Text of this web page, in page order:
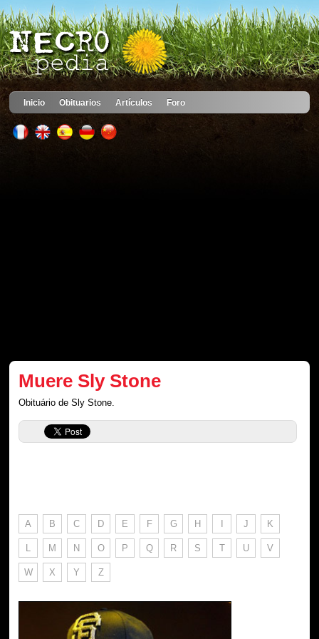
Inicio Obituarios Artículos Foro
Muere Sly Stone
Obituário de Sly Stone.
A B C D E F G H I J K
L M N O P Q R S T U V
W X Y Z